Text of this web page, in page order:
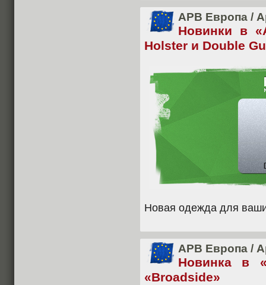
APB Европа /
Новинки в
Holster и Double
Новая одежда для
APB Европа /
Новинка в
«Broadside»